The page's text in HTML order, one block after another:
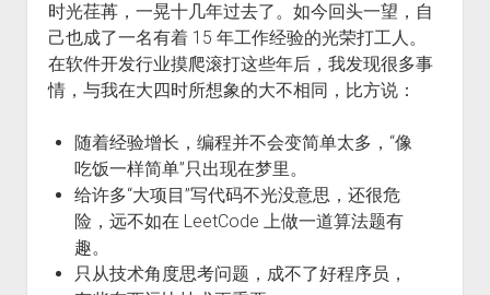
时光荏苒，一晃十几年过去了。如今回头一望，自
己也成了一名有着 15 年工作经验的光荣打工人。
在软件开发行业摸爬滚打这些年后，我发现很多事
情，与我在大四时所想象的大不相同，比方说：
随着经验增长，编程并不会变简单太多，“像
吃饭一样简单”只出现在梦里。
给许多“大项目”写代码不光没意思，还很危
险，远不如在 LeetCode 上做一道算法题有
趣。
只从技术角度思考问题，成不了好程序员，